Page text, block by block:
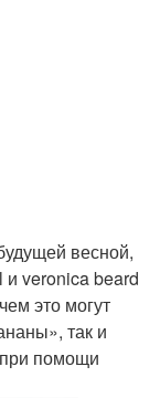
весной,
veronica beard
это могут
так и
помощи